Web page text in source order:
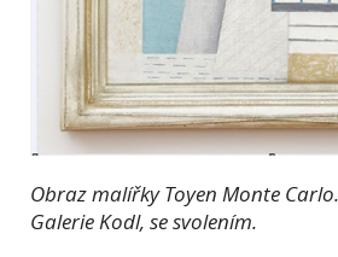
Obraz malířky Toyen Monte Carlo.
Galerie Kodl, se svolením.